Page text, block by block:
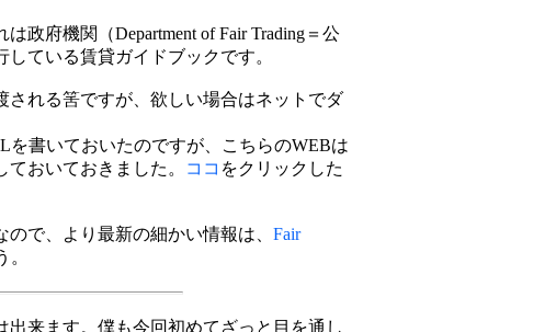
政府機関（Department of Fair Trading＝公
ている賃貸ガイドブックです。
れる筈ですが、欲しい場合はネットでダ
書いておいたのですが、こちらのWEBは
おいておきました。
ココ をクリックした
で、より最新の細かい情報は、 Fair
来ます。僕も今回初めてざっと目を通し